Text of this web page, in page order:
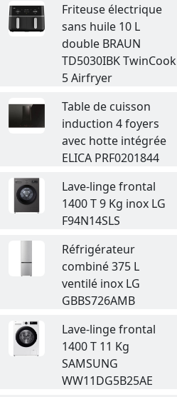
Friteuse électrique
sans huile 10 L
double BRAUN
TD5030IBK TwinCook
5 Airfryer
Table de cuisson
induction 4 foyers
avec hotte intégrée
ELICA PRF0201844
Lave-linge frontal
1400 T 9 Kg inox LG
F94N14SLS
Réfrigérateur
combiné 375 L
ventilé inox LG
GBBS726AMB
Lave-linge frontal
1400 T 11 Kg
SAMSUNG
WW11DG5B25AE